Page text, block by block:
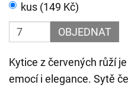
kus (149 Kč)
OBJEDNAT
Kytice z červených růží
emocí i elegance. Sytě